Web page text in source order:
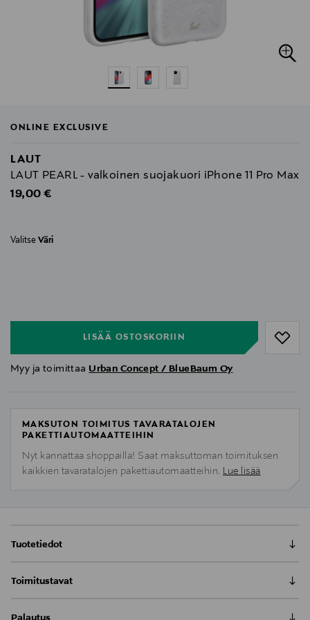
ONLINE EXCLUSIVE
LAUT
LAUT PEARL - valkoinen suojakuori iPhone 11 Pro Max
Original Price
19,00 €
Valitse Väri
LISÄÄ OSTOSKORIIN
Myy ja toimittaa Urban Concept / BlueBaum Oy
MAKSUTON TOIMITUS TAVARATALOJEN
PAKETTIAUTOMAATTEIHIN
Nyt kannattaa shoppailla! Saat maksuttoman toimituksen
kaikkien tavaratalojen pakettiautomaatteihin. Lue lisää
Tuotetiedot
suojaa puhelimesi jopa neljän metrin pudotukselta.
Toimitustavat